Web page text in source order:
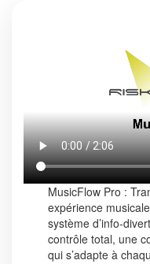
MusicFlow Pro :
expérience
système d’info-
contrôle total, une
qui s’adapte à